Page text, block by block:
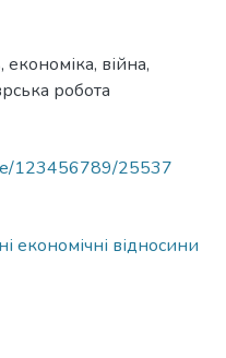
, економіка, війна,
робота
123456789/25537
економічні відносини